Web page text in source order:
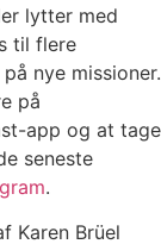
lytter med
til flere
nye missioner.
på
app og at tage
seneste
.
Karen Brüel